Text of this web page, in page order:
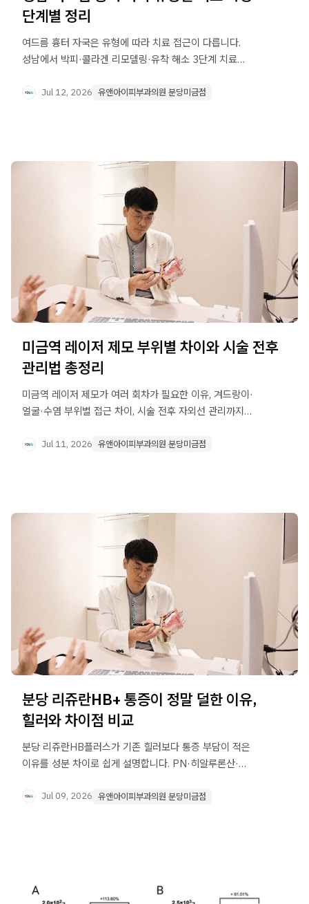
단계별 정리
여드름 흉터 자국은 유형에 따라 치료 접근이 다릅니다.
성남에서 박피·콜라겐 리모델링·유착 해소 3단계 치료
Jul 12, 2026 유앤아이피부과의원 분당미금점
미금역 레이저 제모 부위별 차이와 시술 전후
관리법 총정리
미금역 레이저 제모가 여러 회차가 필요한 이유, 겨드랑이·
얼굴·수염 부위별 접근 차이, 시술 전후 자외선 관리까지
Jul 11, 2026 유앤아이피부과의원 분당미금점
분당 리쥬란HB+ 통증이 정말 덜한 이유,
힐러와 차이점 비교
분당 리쥬란HB플러스가 기존 힐러보다 통증 부담이 적은
이유를 성분 차이로 쉽게 설명합니다. PN·히알루론산·
Jul 09, 2026 유앤아이피부과의원 분당미금점